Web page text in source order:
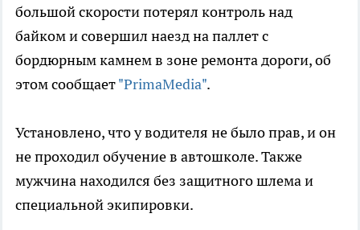
большой скорости потерял контроль над
байком и совершил наезд на паллет с
бордюрным камнем в зоне ремонта дороги, об
этом сообщает"PrimaMedia".
Установлено, что у водителя не было прав, и он
не проходил обучение в автошколе. Также
мужчина находился без защитного шлема и
специальной экипировки.